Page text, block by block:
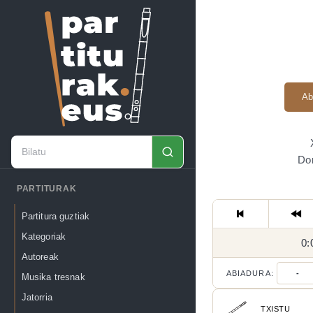
PARTITURAK
Partitura guztiak
Kategoriak
Autoreak
Musika tresnak
Jatorria
ABIADURA: -
TXISTU